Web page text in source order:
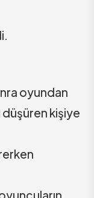
oyundan
düşüren kişiye